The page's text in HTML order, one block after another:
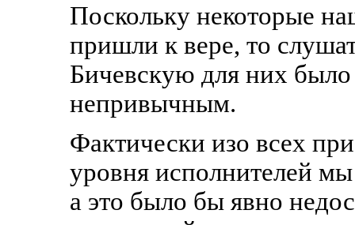
Поскольку некоторые
пришли к вере, то
Бичевскую для них
непривычным.
Фактически изо всех
уровня исполнителей
а это было бы явно